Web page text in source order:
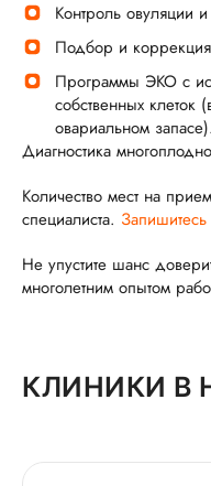
Контроль овуляции
Подбор и
Программы ЭКО с
собственных
овариальном запасе).
Диагностика
Количество мест на
специалиста.
Не упустите шанс
многолетним опытом
КЛИНИКИ В